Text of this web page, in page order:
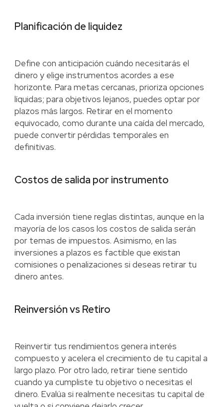
Planificación de liquidez
Define con anticipación cuándo necesitarás el
dinero y elige instrumentos acordes a ese
horizonte. Para metas cercanas, prioriza opciones
líquidas; para objetivos lejanos, puedes optar por
plazos más largos. Retirar en el momento
equivocado, como durante una caída del mercado,
puede convertir pérdidas temporales en
definitivas.
Costos de salida por instrumento
Cada inversión tiene reglas distintas, aunque en la
mayoría de los casos los costos de salida serán
por temas de impuestos. Asimismo, en las
inversiones a plazos es factible que existan
comisiones o penalizaciones si deseas retirar tu
dinero antes.
Reinversión vs Retiro
Reinvertir tus rendimientos genera interés
compuesto y acelera el crecimiento de tu capital a
largo plazo. Por otro lado, retirar tiene sentido
cuando ya cumpliste tu objetivo o necesitas el
dinero. Evalúa si realmente necesitas tu capital de